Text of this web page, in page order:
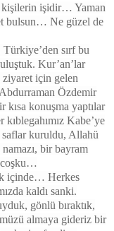
kişilerin işidir… Yaman
bulsun… Ne güzel de
sırf bu
Kur’an’lar
için gelen
Özdemir
konuşma yaptılar
Kabe’ye
saflar kuruldu, Allahü
bir bayram
coşku…
içinde… Herkes
kaldı sanki.
gönlü bıraktık,
almaya gideriz bir